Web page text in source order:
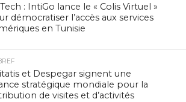
: IntiGo lance le « Colis Virtuel »
démocratiser l’accès aux services
en Tunisie
et Despegar signent une
stratégique mondiale pour la
de visites et d’activités